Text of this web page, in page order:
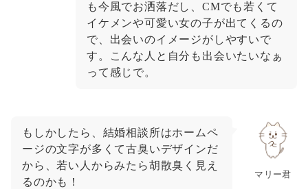
も今風でお洒落だし、CMでも若くて
イケメンや可愛い女の子が出てくるの
で、出会いのイメージがしやすいで
す。こんな人と自分も出会いたいなぁ
って感じで。
マリー君
もしかしたら、結婚相談所はホームペ
ージの文字が多くて古臭いデザインだ
から、若い人からみたら胡散臭く見え
るのかも！